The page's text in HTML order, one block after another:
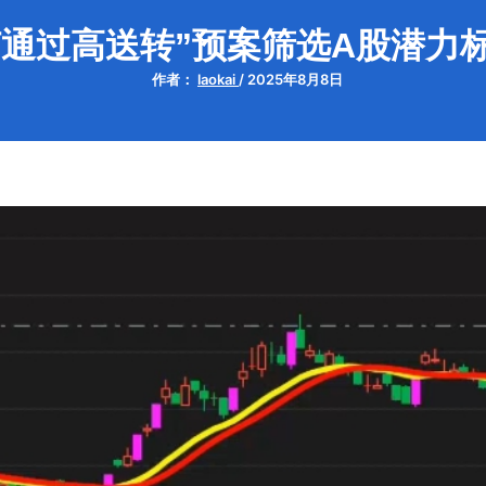
过高送转”预案筛选A股潜力
作者： laokai / 2025年8月8日